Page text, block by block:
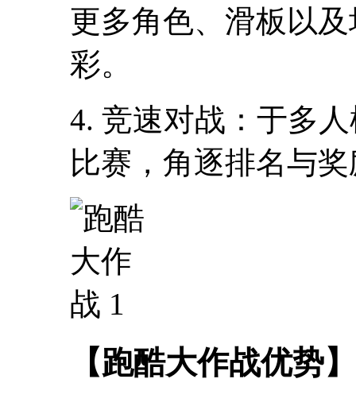
更多角色、滑板以
彩。
4. 竞速对战：于多
比赛，角逐排名与
【跑酷大作战优势】